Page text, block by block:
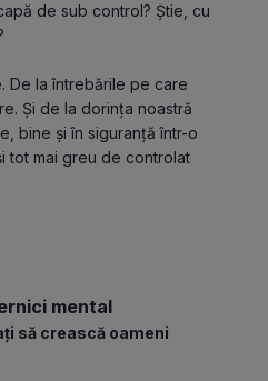
de sub control? Știe, cu
De la întrebările pe care
Și de la dorința noastră
bine și în siguranță într-o
tot mai greu de controlat
mental
să crească oameni